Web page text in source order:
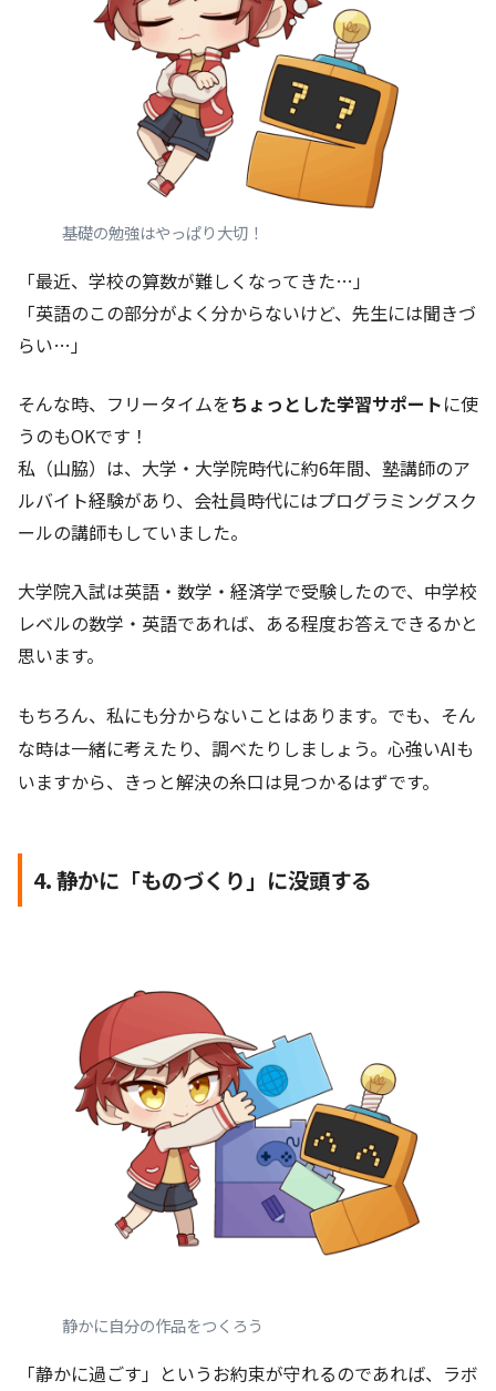
基礎の勉強はやっぱり大切！
「最近、学校の算数が難しくなってきた…」
「英語のこの部分がよく分からないけど、先生には聞きづ
らい…」
そんな時、フリータイムをちょっとした学習サポートに使
うのもOKです！
私（山脇）は、大学・大学院時代に約6年間、塾講師のア
ルバイト経験があり、会社員時代にはプログラミングスク
ールの講師もしていました。
大学院入試は英語・数学・経済学で受験したので、中学校
レベルの数学・英語であれば、ある程度お答えできるかと
思います。
もちろん、私にも分からないことはあります。でも、そん
な時は一緒に考えたり、調べたりしましょう。心強いAIも
いますから、きっと解決の糸口は見つかるはずです。
4. 静かに「ものづくり」に没頭する
静かに自分の作品をつくろう
「静かに過ごす」というお約束が守れるのであれば、ラボ